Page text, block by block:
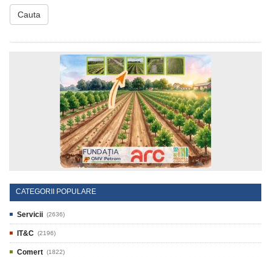
Cauta
CATEGORII POPULARE
Servicii (2636)
IT&C (2196)
Comert (1822)